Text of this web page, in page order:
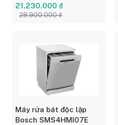
21.230.000 ₫
28.900.000 ₫
Máy rửa bát độc lập
Bosch SMS4HMI07E